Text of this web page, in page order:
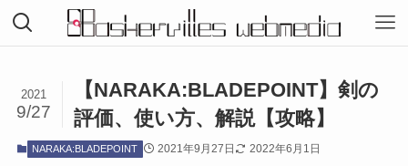
【NARAKA:BLADEPOINT】剣の
評価、使い方、解説【攻略】
2021
9/27
NARAKA:BLADEPOINT 2021年9月27日 2022年6月1日